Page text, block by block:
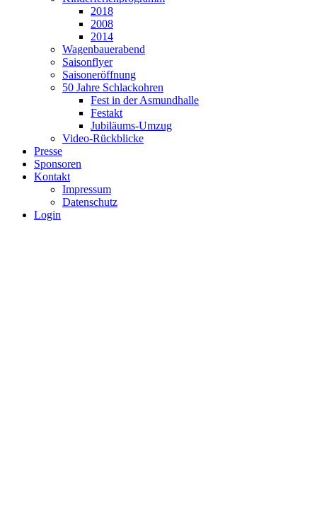
2018
2008
2014
Wagenbauerabend
Saisonflyer
Saisoneröffnung
50 Jahre Schlackohren
Fest in der Asmundhalle
Festakt
Jubiläums-Umzug
Video-Rückblicke
Presse
Sponsoren
Kontakt
Impressum
Datenschutz
Login